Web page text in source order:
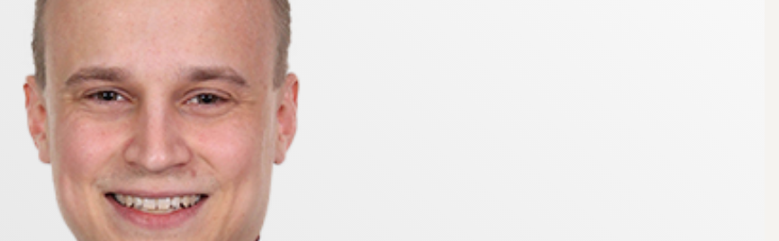
av sommardagarna vid vattnet. Samtidigt nås Stockholm på cirka en timme, vilket gör det smidigt att
levande sommaridyll med midsommarfiranden, flera badplatser och uppskattade evenemang såsom
brödfestivalen. I närområdet finns även Stallarholmens brygghus, Mälsåkers slott, fina cykelleder
3 km bort ligger Gula Industrihuset med vedugnsbageri, köttbutik, café och butiker. ICA Skeppet
och avlopp, generös tomt, gäststuga och utvecklingsmöjligheter i ett omtyckt område nära bad och